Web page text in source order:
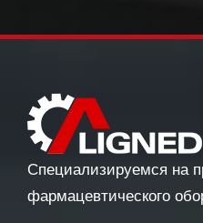
Специализируемся на
фармацевтического